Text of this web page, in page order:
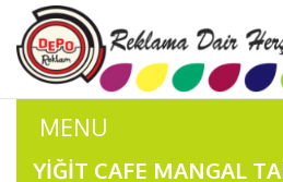
YIĞIT CAFE MANGAL